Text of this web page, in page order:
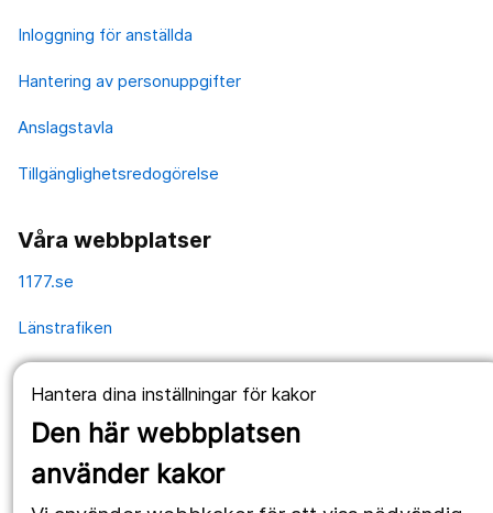
Hantera dina inställningar för kakor
Den här webbplatsen
använder kakor
Inloggning för anställda
Hantering av personuppgifter
Anslagstavla
Tillgänglighetsredogörelse
Våra webbplatser
1177.se
Länstrafiken
Vårdgivare
Utveckling